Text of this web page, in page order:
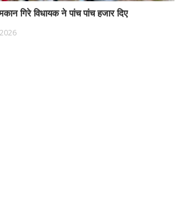
गिरे विधायक ने पांच पांच हजार दिए